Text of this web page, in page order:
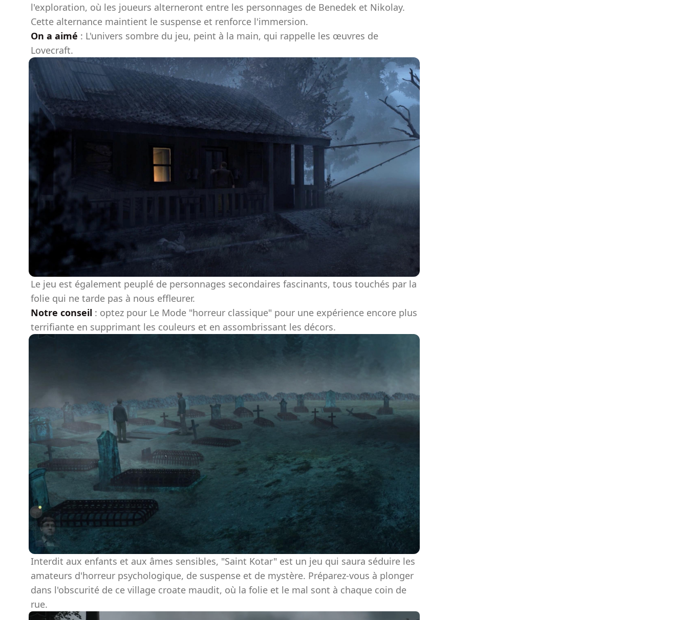
l'exploration, où les joueurs alterneront entre les personnages de Benedek et Nikolay.
Cette alternance maintient le suspense et renforce l'immersion.
On a aimé : L'univers sombre du jeu, peint à la main, qui rappelle les œuvres de
Lovecraft.
Le jeu est également peuplé de personnages secondaires fascinants, tous touchés par la
folie qui ne tarde pas à nous effleurer.
Notre conseil : optez pour Le Mode "horreur classique" pour une expérience encore plus
terrifiante en supprimant les couleurs et en assombrissant les décors.
Interdit aux enfants et aux âmes sensibles, "Saint Kotar" est un jeu qui saura séduire les
amateurs d'horreur psychologique, de suspense et de mystère. Préparez-vous à plonger
dans l'obscurité de ce village croate maudit, où la folie et le mal sont à chaque coin de
rue.